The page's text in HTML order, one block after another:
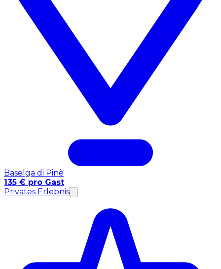
Baselga di Pinè
135 € pro Gast
Privates Erlebnis